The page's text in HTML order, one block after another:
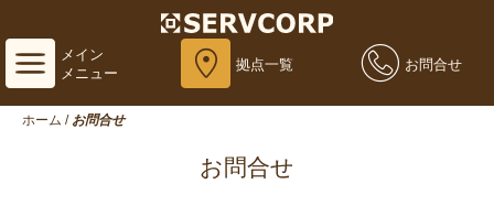
メイン
メニュー
拠点一覧 お問合せ
ホーム / お問合せ
お問合せ